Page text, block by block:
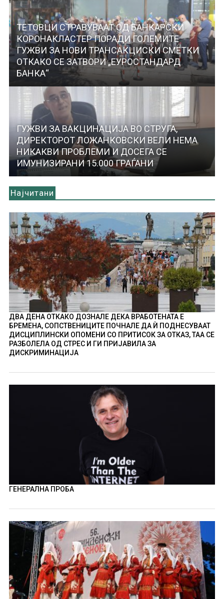
ТЕТОВЦИ СТРАВУВААТ ОД БАНКАРСКИ
КОРОНАКЛАСТЕР ПОРАДИ ГОЛЕМИТЕ
ГУЖВИ ЗА НОВИ ТРАНСАКЦИСКИ СМЕТКИ
ОТКАКО СЕ ЗАТВОРИ „ЕУРОСТАНДАРД
БАНКА“
ГУЖВИ ЗА ВАКЦИНАЦИЈА ВО СТРУГА,
ДИРЕКТОРОТ ЛОЖАНКОВСКИ ВЕЛИ НЕМА
НИКАКВИ ПРОБЛЕМИ И ДОСЕГА СЕ
ИМУНИЗИРАНИ 15.000 ГРАЃАНИ
Најчитани
ДВА ДЕНА ОТКАКО ДОЗНАЛЕ ДЕКА ВРАБОТЕНАТА Е
БРЕМЕНА, СОПСТВЕНИЦИТЕ ПОЧНАЛЕ ДА Ѝ ПОДНЕСУВААТ
ДИСЦИПЛИНСКИ ОПОМЕНИ СО ПРИТИСОК ЗА ОТКАЗ, ТАА СЕ
РАЗБОЛЕЛА ОД СТРЕС И ГИ ПРИЈАВИЛА ЗА
ДИСКРИМИНАЦИЈА
ГЕНЕРАЛНА ПРОБА